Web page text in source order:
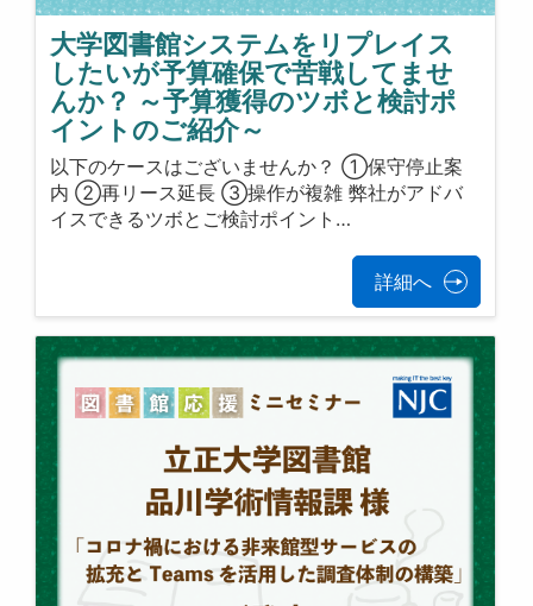
大学図書館システムをリプレイス
したいが予算確保で苦戦してませ
んか？ ～予算獲得のツボと検討ポ
イントのご紹介～
以下のケースはございませんか？ ①保守停止案
内 ②再リース延長 ③操作が複雑 弊社がアドバ
イスできるツボとご検討ポイント…
詳細へ